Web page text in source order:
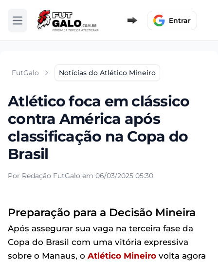
Abrir menu Entrar
FutGalo Notícias do Atlético Mineiro
Atlético foca em clássico
contra América após
classificação na Copa do
Brasil
Por Redação FutGalo em 06/03/2025 05:30
Preparação para a Decisão Mineira
Após assegurar sua vaga na terceira fase da
Copa do Brasil com uma vitória expressiva
sobre o Manaus, o Atlético Mineiro volta agora